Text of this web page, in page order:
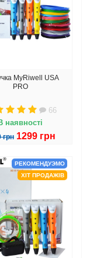
MyRiwell USA
PRO
66
наявності
грн 1299 грн
РЕКОМЕНДУЭМО
ХІТ ПРОДАЖІВ